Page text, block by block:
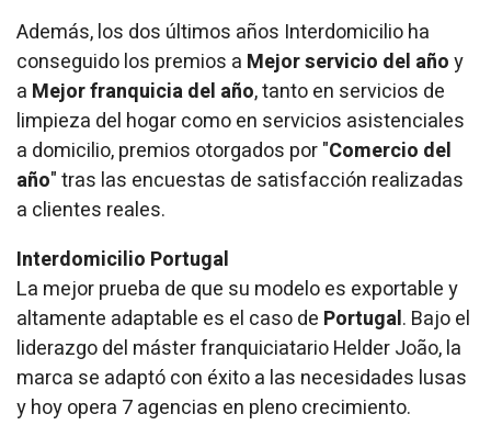
Además, los dos últimos años Interdomicilio ha
conseguido los premios a Mejor servicio del añoy
a Mejor franquicia del año, tanto en servicios de
limpieza del hogar como en servicios asistenciales
a domicilio, premios otorgados por "Comercio del
año" tras las encuestas de satisfacción realizadas
a clientes reales.
Interdomicilio Portugal
La mejor prueba de que su modelo es exportable y
altamente adaptable es el caso de Portugal. Bajo el
liderazgo del máster franquiciatario Helder João, la
marca se adaptó con éxito a las necesidades lusas
y hoy opera 7 agencias en pleno crecimiento.